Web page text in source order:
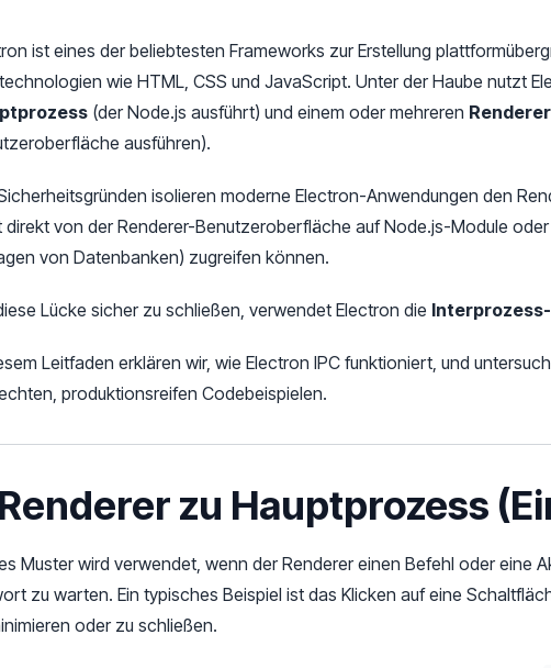
ist eines der beliebtesten Frameworks zur Erstellung
wie HTML, CSS und JavaScript. Unter der Haube nutzt
(der Node.js ausführt) und einem oder mehreren
ausführen).
isolieren moderne Electron-Anwendungen den
direkt von der Renderer-Benutzeroberfläche auf Node.js-Module
von Datenbanken) zugreifen können.
Lücke sicher zu schließen, verwendet Electron die
Leitfaden erklären wir, wie Electron IPC funktioniert, und
produktionsreifen Codebeispielen.
zu Hauptprozess
Muster wird verwendet, wenn der Renderer einen Befehl oder
zu warten. Ein typisches Beispiel ist das Klicken auf eine
oder zu schließen.